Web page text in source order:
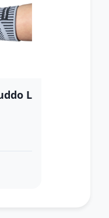
L